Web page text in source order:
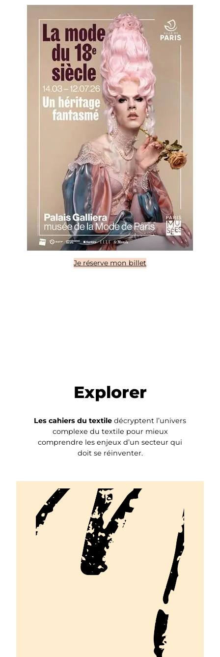
Je réserve mon billet
Explorer
Les cahiers du textile décryptent l’univers
complexe du textile pour mieux
comprendre les enjeux d’un secteur qui
doit se réinventer.